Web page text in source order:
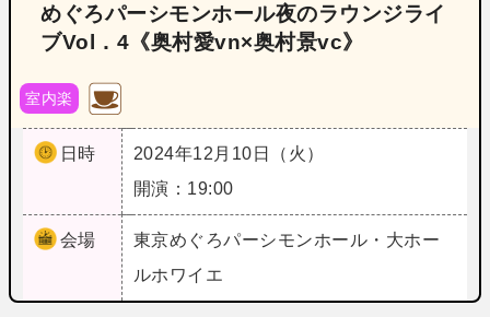
めぐろパーシモンホール夜のラウンジライ
ブVol．4《奥村愛vn×奥村景vc》
室内楽
日時
2024年12月10日（火）
開演：19:00
会場 東京めぐろパーシモンホール・大ホー
ルホワイエ